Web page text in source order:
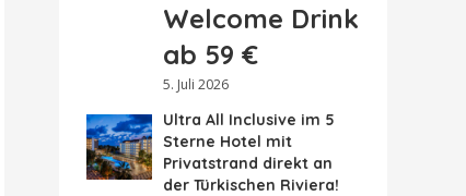
Welcome Drink
ab 59 €
5. Juli 2026
Ultra All Inclusive im 5
Sterne Hotel mit
Privatstrand direkt an
der Türkischen Riviera!